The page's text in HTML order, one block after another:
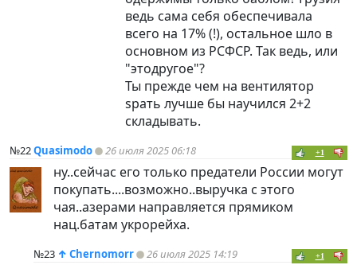
ведь сама себя обеспечивала
всего на 17% (!), остальное шло в
основном из РСФСР. Так ведь, или
"этодругое"?
Ты прежде чем на вентилятор
sрать лучше бы научился 2+2
складывать.
№22Quasimodo 26 июля 2025 06:18 +1
ну..сейчас его только предатели России могут
покупать....возможно..выручка с этого
чая..азерами направляется прямиком
нац.батам укрорейха.
№23 ↑ Chernomorr 26 июля 2025 14:19 +1